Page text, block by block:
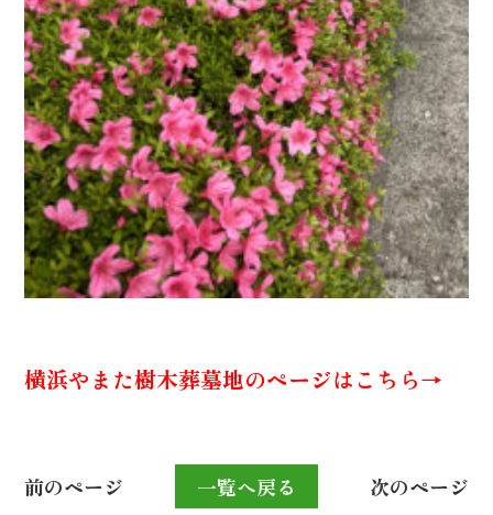
横浜やまた樹木葬墓地のページはこちら→
前のページ 一覧へ戻る 次のページ